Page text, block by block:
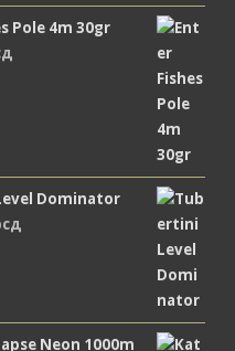
Pole 4m 30gr
Dominator
Neon 1000m